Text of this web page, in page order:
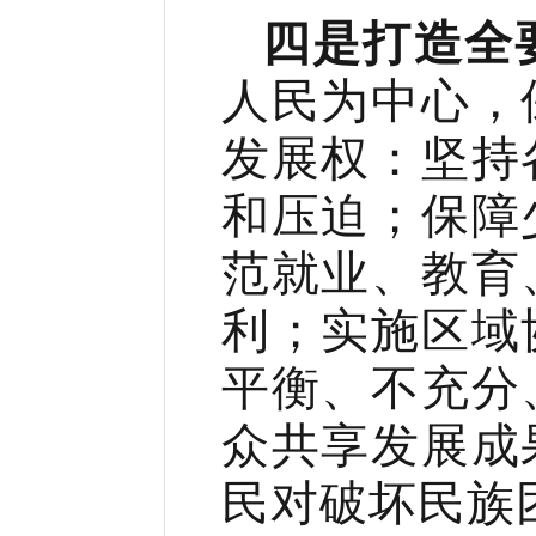
四是打造全
人民为中心
发展权：坚
和压迫；保
范就业、教
利；实施区
平衡、不充
众共享发展
民对破坏民